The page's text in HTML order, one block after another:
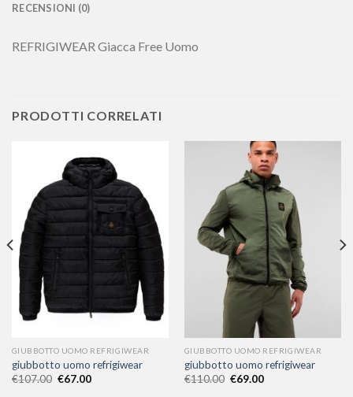
RECENSIONI (0)
REFRIGIWEAR Giacca Free Uomo
PRODOTTI CORRELATI
GIUBBOTTO UOMO REFRIGIWEAR
giubbotto uomo refrigiwear
€107.00 €67.00
GIUBBOTTO UOMO REFRIGIWEAR
giubbotto uomo refrigiwear
€110.00 €69.00